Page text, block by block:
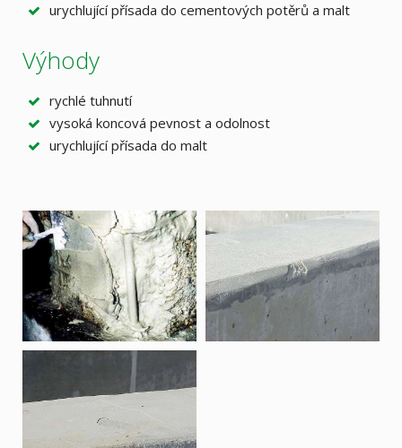
urychlující přísada do cementových potěrů a malt
Výhody
rychlé tuhnutí
vysoká koncová pevnost a odolnost
urychlující přísada do malt